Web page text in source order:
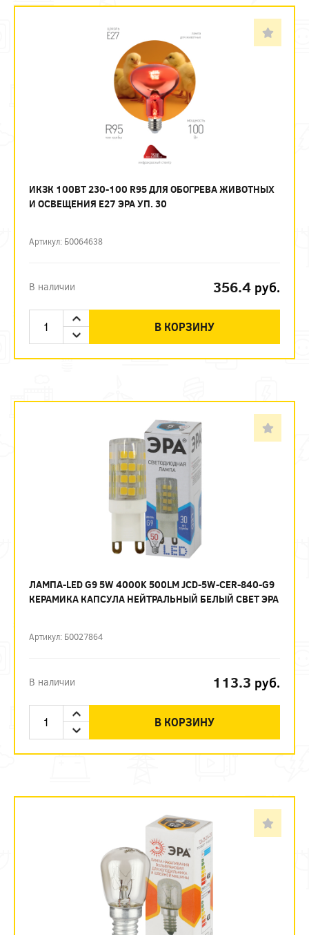
ИКЗК 100ВТ 230-100 R95 ДЛЯ ОБОГРЕВА ЖИВОТНЫХ
И ОСВЕЩЕНИЯ Е27 ЭРА УП. 30
Артикул: Б0064638
В наличии 356.4 руб.
В КОРЗИНУ
ЛАМПА-LED G9 5W 4000K 500LM JCD-5W-CER-840-G9
КЕРАМИКА КАПСУЛА НЕЙТРАЛЬНЫЙ БЕЛЫЙ СВЕТ ЭРА
Артикул: Б0027864
В наличии 113.3 руб.
В КОРЗИНУ